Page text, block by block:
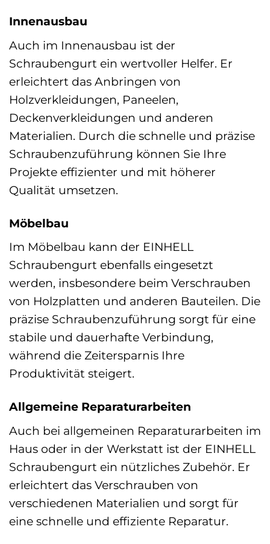
Innenausbau
Auch im Innenausbau ist der
Schraubengurt ein wertvoller Helfer. Er
erleichtert das Anbringen von
Holzverkleidungen, Paneelen,
Deckenverkleidungen und anderen
Materialien. Durch die schnelle und präzise
Schraubenzuführung können Sie Ihre
Projekte effizienter und mit höherer
Qualität umsetzen.
Möbelbau
Im Möbelbau kann der EINHELL
Schraubengurt ebenfalls eingesetzt
werden, insbesondere beim Verschrauben
von Holzplatten und anderen Bauteilen. Die
präzise Schraubenzuführung sorgt für eine
stabile und dauerhafte Verbindung,
während die Zeitersparnis Ihre
Produktivität steigert.
Allgemeine Reparaturarbeiten
Auch bei allgemeinen Reparaturarbeiten im
Haus oder in der Werkstatt ist der EINHELL
Schraubengurt ein nützliches Zubehör. Er
erleichtert das Verschrauben von
verschiedenen Materialien und sorgt für
eine schnelle und effiziente Reparatur.